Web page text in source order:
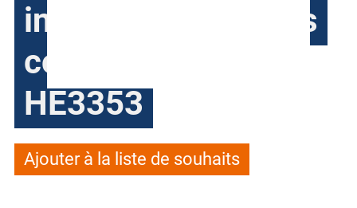
inoxydable pour les
coffrets type
HE3353
Ajouter à la liste de souhaits